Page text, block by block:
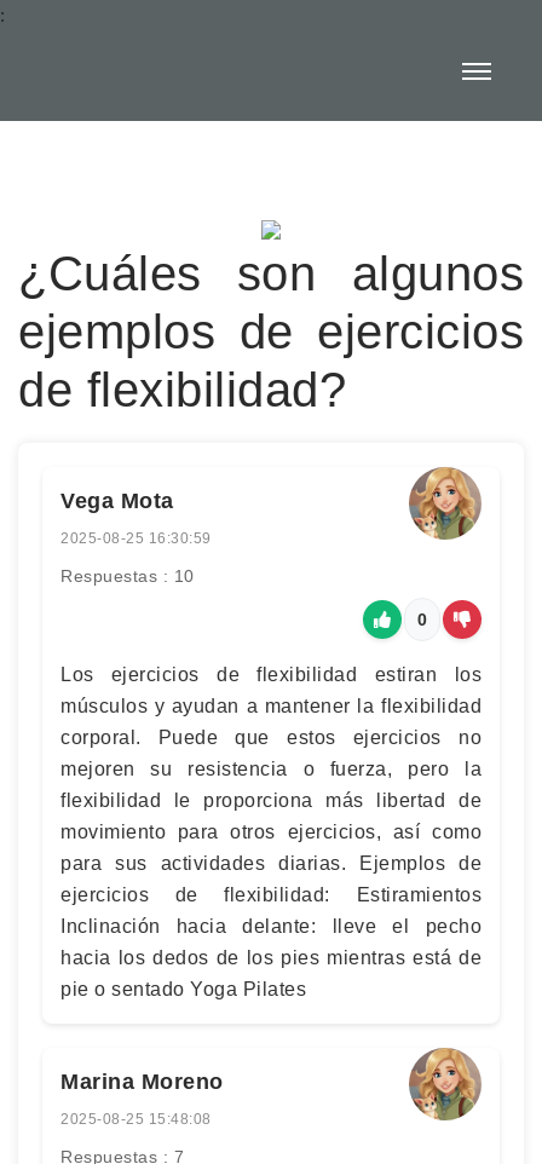
:
¿Cuáles son algunos
ejemplos de ejercicios
de flexibilidad?
Vega Mota
2025-08-25 16:30:59
Respuestas : 10
0
Los ejercicios de flexibilidad estiran los
músculos y ayudan a mantener la flexibilidad
corporal. Puede que estos ejercicios no
mejoren su resistencia o fuerza, pero la
flexibilidad le proporciona más libertad de
movimiento para otros ejercicios, así como
para sus actividades diarias. Ejemplos de
ejercicios de flexibilidad: Estiramientos
Inclinación hacia delante: lleve el pecho
hacia los dedos de los pies mientras está de
pie o sentado Yoga Pilates
Marina Moreno
2025-08-25 15:48:08
Respuestas : 7